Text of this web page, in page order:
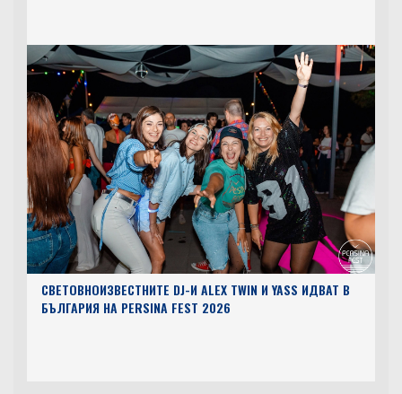
СВЕТОВНОИЗВЕСТНИТЕ DJ-И ALEX TWIN И YASS ИДВАТ В
БЪЛГАРИЯ НА PERSINA FEST 2026